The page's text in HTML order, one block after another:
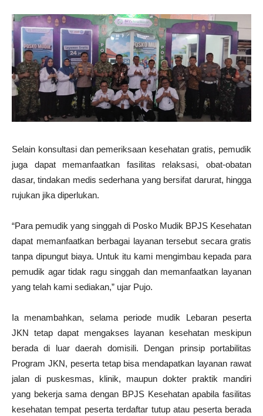
Selain konsultasi dan pemeriksaan kesehatan gratis, pemudik
juga dapat memanfaatkan fasilitas relaksasi, obat-obatan
dasar, tindakan medis sederhana yang bersifat darurat, hingga
rujukan jika diperlukan.
“Para pemudik yang singgah di Posko Mudik BPJS Kesehatan
dapat memanfaatkan berbagai layanan tersebut secara gratis
tanpa dipungut biaya. Untuk itu kami mengimbau kepada para
pemudik agar tidak ragu singgah dan memanfaatkan layanan
yang telah kami sediakan,” ujar Pujo.
Ia menambahkan, selama periode mudik Lebaran peserta
JKN tetap dapat mengakses layanan kesehatan meskipun
berada di luar daerah domisili. Dengan prinsip portabilitas
Program JKN, peserta tetap bisa mendapatkan layanan rawat
jalan di puskesmas, klinik, maupun dokter praktik mandiri
yang bekerja sama dengan BPJS Kesehatan apabila fasilitas
kesehatan tempat peserta terdaftar tutup atau peserta berada